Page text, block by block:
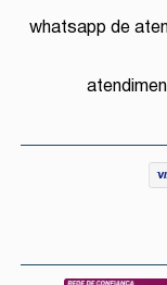
whatsapp de